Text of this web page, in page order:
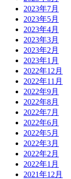
2023年7月
2023年5月
2023年4月
2023年3月
2023年2月
2023年1月
2022年12月
2022年11月
2022年9月
2022年8月
2022年7月
2022年6月
2022年5月
2022年3月
2022年2月
2022年1月
2021年12月